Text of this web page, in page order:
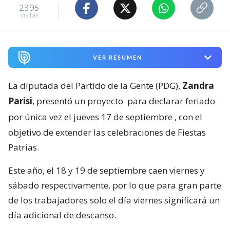
2395
visitas
VER RESUMEN
La diputada del Partido de la Gente (PDG), Zandra
Parisi, presentó un proyecto para declarar feriado
por única vez el jueves 17 de septiembre , con el
objetivo de extender las celebraciones de Fiestas
Patrias.
Este año, el 18 y 19 de septiembre caen viernes y
sábado respectivamente, por lo que para gran parte
de los trabajadores solo el día viernes significará un
día adicional de descanso.